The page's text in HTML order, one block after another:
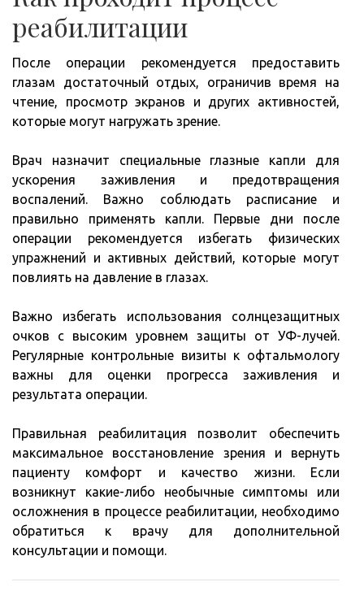
реабилитации
После операции рекомендуется предоставить
глазам достаточный отдых, ограничив время на
чтение, просмотр экранов и других активностей,
которые могут нагружать зрение.
Врач назначит специальные глазные капли для
ускорения заживления и предотвращения
воспалений. Важно соблюдать расписание и
правильно применять капли. Первые дни после
операции рекомендуется избегать физических
упражнений и активных действий, которые могут
повлиять на давление в глазах.
Важно избегать использования солнцезащитных
очков с высоким уровнем защиты от УФ-лучей.
Регулярные контрольные визиты к офтальмологу
важны для оценки прогресса заживления и
результата операции.
Правильная реабилитация позволит обеспечить
максимальное восстановление зрения и вернуть
пациенту комфорт и качество жизни. Если
возникнут какие-либо необычные симптомы или
осложнения в процессе реабилитации, необходимо
обратиться к врачу для дополнительной
консультации и помощи.